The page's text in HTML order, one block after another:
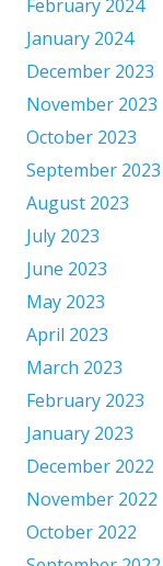
February 2024
January 2024
December 2023
November 2023
October 2023
September 2023
August 2023
July 2023
June 2023
May 2023
April 2023
March 2023
February 2023
January 2023
December 2022
November 2022
October 2022